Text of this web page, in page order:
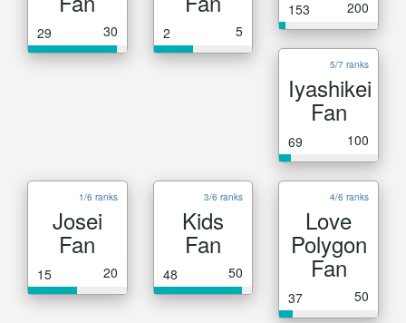
29 30 2 5
153 200
5/7 ranks
Iyashikei
Fan
69 100
1/6 ranks
Josei
Fan
15 20
3/6 ranks
Kids
Fan
48 50
4/6 ranks
Love
Polygon
Fan
37 50